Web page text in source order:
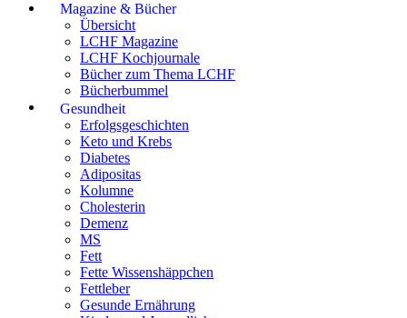
Magazine & Bücher
Übersicht
LCHF Magazine
LCHF Kochjournale
Bücher zum Thema LCHF
Bücherbummel
Gesundheit
Erfolgsgeschichten
Keto und Krebs
Diabetes
Adipositas
Kolumne
Cholesterin
Demenz
MS
Fett
Fette Wissenshäppchen
Fettleber
Gesunde Ernährung